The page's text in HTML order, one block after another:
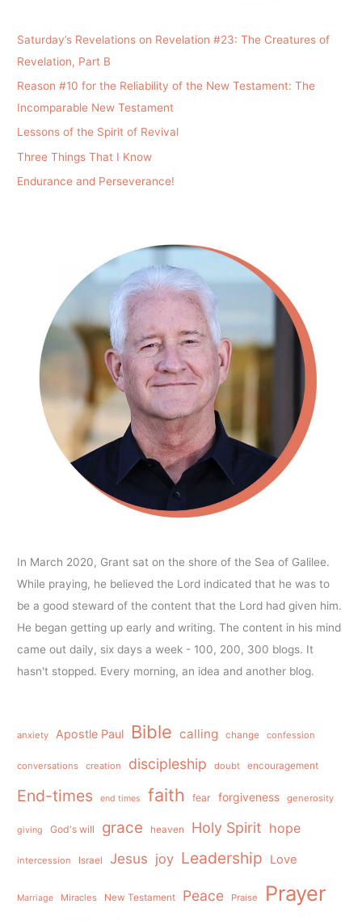
Saturday’s Revelations on Revelation #23: The Creatures of
Revelation, Part B
Reason #10 for the Reliability of the New Testament: The
Incomparable New Testament
Lessons of the Spirit of Revival
Three Things That I Know
Endurance and Perseverance!
In March 2020, Grant sat on the shore of the Sea of Galilee.
While praying, he believed the Lord indicated that he was to
be a good steward of the content that the Lord had given him.
He began getting up early and writing. The content in his mind
came out daily, six days a week - 100, 200, 300 blogs. It
hasn't stopped. Every morning, an idea and another blog.
anxiety Apostle Paul Bible calling change confession
conversations creation discipleship doubt encouragement
End-times end times faith fear forgiveness generosity
giving God's will grace heaven Holy Spirit hope
intercession Israel Jesus joy Leadership Love
Marriage Miracles New Testament Peace Praise Prayer